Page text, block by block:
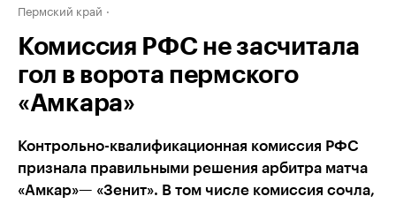
Пермский край
Комиссия РФС не засчитала
гол в ворота пермского
«Амкара»
Контрольно-квалификационная комиссия РФС
признала правильными решения арбитра матча
«Амкар»— «Зенит». В том числе комиссия сочла,